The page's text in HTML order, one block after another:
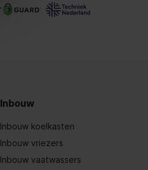
Inbouw
Inbouw koelkasten
Inbouw vriezers
Inbouw vaatwassers